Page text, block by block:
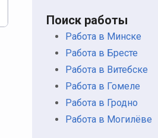
Поиск работы
Работа в Минске
Работа в Бресте
Работа в Витебске
Работа в Гомеле
Работа в Гродно
Работа в Могилёве